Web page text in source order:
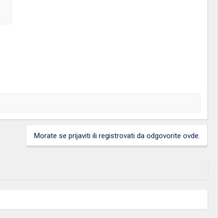
Morate se prijaviti ili registrovati da odgovorite ovde.